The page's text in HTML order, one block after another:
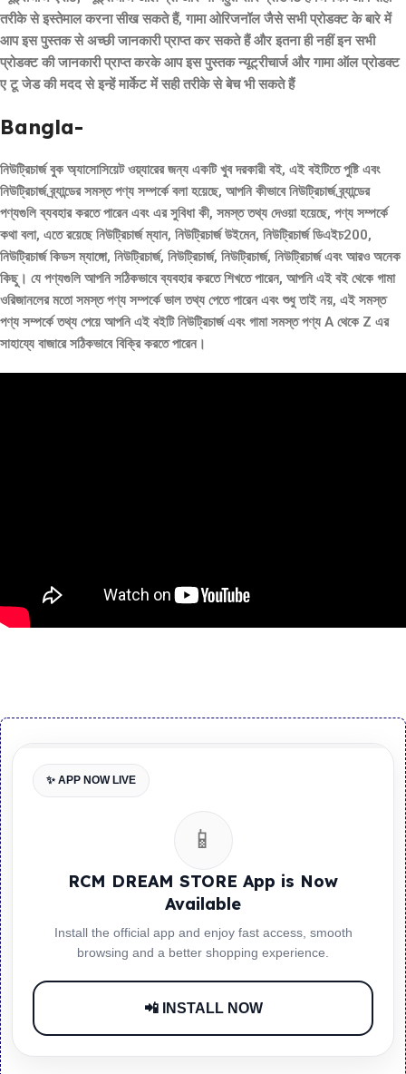
तरीके से इस्तेमाल करना सीख सकते हैं, गामा ओरिजनॉल जैसे सभी प्रोडक्ट के बारे में
आप इस पुस्तक से अच्छी जानकारी प्राप्त कर सकते हैं और इतना ही नहीं इन सभी
प्रोडक्ट की जानकारी प्राप्त करके आप इस पुस्तक न्यूट्रीचार्ज और गामा ऑल प्रोडक्ट
ए टू जेड की मदद से इन्हें मार्केट में सही तरीके से बेच भी सकते हैं
Bangla-
নিউট্রিচার্জ বুক অ্যাসোসিয়েট ওয়্যারের জন্য একটি খুব দরকারী বই, এই বইটিতে পুষ্টি এবং
নিউট্রিচার্জ ব্র্যান্ডের সমস্ত পণ্য সম্পর্কে বলা হয়েছে, আপনি কীভাবে নিউট্রিচার্জ ব্র্যান্ডের
পণ্যগুলি ব্যবহার করতে পারেন এবং এর সুবিধা কী, সমস্ত তথ্য দেওয়া হয়েছে, পণ্য সম্পর্কে
কথা বলা, এতে রয়েছে নিউট্রিচার্জ ম্যান, নিউট্রিচার্জ উইমেন, নিউট্রিচার্জ ডিএইচ200,
নিউট্রিচার্জ কিডস ম্যাঙ্গো, নিউট্রিচার্জ, নিউট্রিচার্জ, নিউট্রিচার্জ, নিউট্রিচার্জ এবং আরও অনেক
কিছু। যে পণ্যগুলি আপনি সঠিকভাবে ব্যবহার করতে শিখতে পারেন, আপনি এই বই থেকে গামা
ওরিজানলের মতো সমস্ত পণ্য সম্পর্কে ভাল তথ্য পেতে পারেন এবং শুধু তাই নয়, এই সমস্ত
পণ্য সম্পর্কে তথ্য পেয়ে আপনি এই বইটি নিউট্রিচার্জ এবং গামা সমস্ত পণ্য A থেকে Z এর
সাহায্যে বাজারে সঠিকভাবে বিক্রি করতে পারেন।
✨ APP NOW LIVE
📱
RCM DREAM STORE App is Now
Available
Install the official app and enjoy fast access, smooth
browsing and a better shopping experience.
📲 INSTALL NOW